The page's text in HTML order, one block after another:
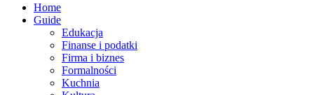
Home
Guide
Edukacja
Finanse i podatki
Firma i biznes
Formalności
Kuchnia